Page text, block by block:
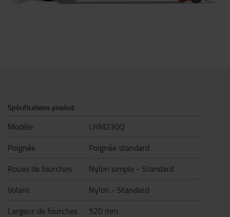
Spécifications produit
Modèle
LHM230Q
Poignée
Poignée standard
Roues de fourches
Nylon simple - Standard
Volant
Nylon - Standard
Largeur de fourches
520 mm